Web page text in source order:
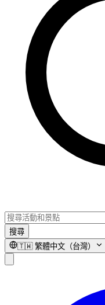
搜尋
🇹🇼 繁體中文（台灣）